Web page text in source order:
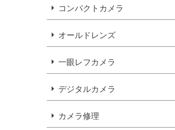
コンパクトカメラ
オールドレンズ
一眼レフカメラ
デジタルカメラ
カメラ修理